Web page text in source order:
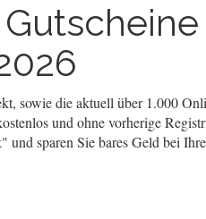
sowie die aktuell über 1.000
und ohne vorherige
sparen Sie bares Geld bei